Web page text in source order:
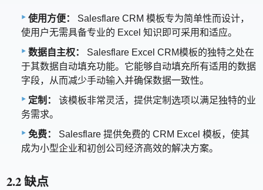
使用方便：
Salesflare CRM 模板专为简单性而设计，
使用户无需具备专业的 Excel 知识即可采用和适应。
数据自主权：
Salesflare Excel CRM模板的独特之处在
于其数据自动填充功能。它能够自动填充所有适用的数据
字段，从而减少手动输入并确保数据一致性。
定制：
该模板非常灵活，提供定制选项以满足独特的业
务需求。
免费：
Salesflare 提供免费的 CRM Excel 模板，使其
成为小型企业和初创公司经济高效的解决方案。
2.2 缺点